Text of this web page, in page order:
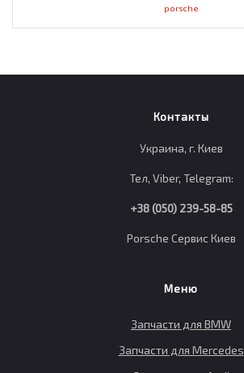
porsche
Контакты
Украина, г. Киев
Тел, Viber, Telegram:
+38 (050) 239-58-85
Porsche Сервис Киев
Меню
Запчасти для BMW
Запчасти для Mercedes